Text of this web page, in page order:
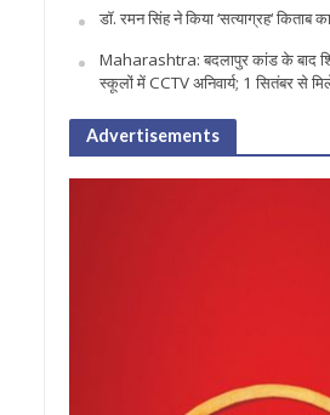
डॉ. रमन सिंह ने किया ‘सत्याग्रह‘ किताब
Maharashtra: बदलापुर कांड के बाद
स्कूलों में CCTV अनिवार्य; 1 सितंबर से
Advertisements